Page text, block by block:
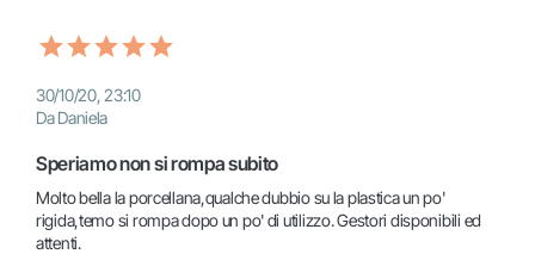
30/10/20, 23:10
Da Daniela
Speriamo non si rompa subito
Molto bella la porcellana,qualche dubbio su la plastica un po'
rigida,temo si rompa dopo un po' di utilizzo. Gestori disponibili ed
attenti.